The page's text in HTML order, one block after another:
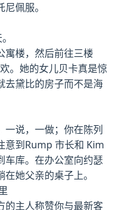
佩服。
寓楼，然后前往三楼
。她的女儿贝卡真是惊
去黛比的房子而不是海
一说，一做；你在陈列
意到Rump 市长和 Kim
车库。在办公室向约瑟
她父亲的桌子上。
的主人称赞你与最新客